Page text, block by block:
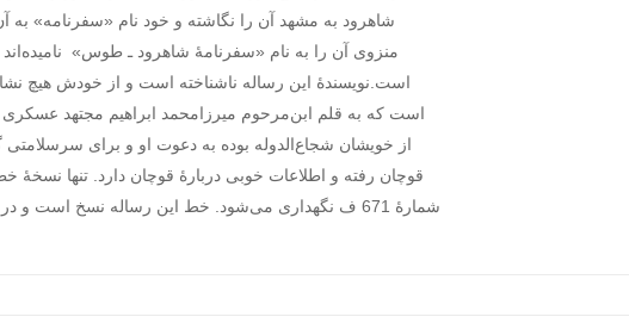
شاهرود به مشهد آن را نگاشته و خود نام «سفرنامه» به
منزوی آن را به نام «سفرنامۀ شاهرود ـ طوس»
است.نویسندۀ این رساله ناشناخته است و از خودش هیچ
از خویشان شجاع‌الدوله بوده به دعوت او و برای
قوچان رفته و اطلاعات خوبی دربارۀ قوچان دارد. تنها نسخۀ